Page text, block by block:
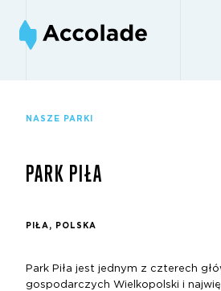
NASZE PARKI
PARK PIŁA
PIŁA, POLSKA
Park Piła jest jednym z czterech
gospodarczych Wielkopolski i